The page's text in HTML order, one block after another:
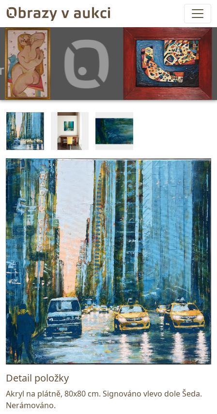
Detail položky
Akryl na plátně, 80x80 cm. Signováno vlevo dole Šeda.
Nerámováno.